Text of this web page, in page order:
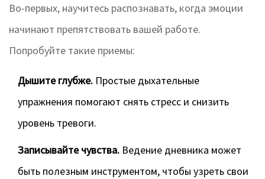
Во-первых, научитесь распознавать, когда эмоции
начинают препятствовать вашей работе.
Попробуйте такие приемы:
Дышите глубже. Простые дыхательные
упражнения помогают снять стресс и снизить
уровень тревоги.
Записывайте чувства. Ведение дневника может
быть полезным инструментом, чтобы узреть свои